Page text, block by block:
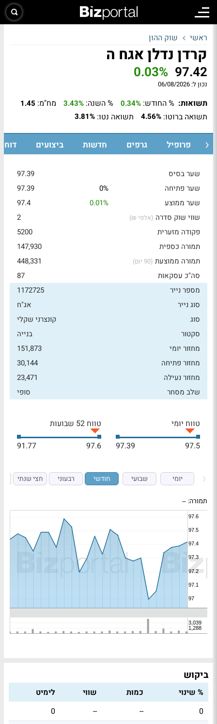
ראשי שוק ההון
קרדן נדלן אגח ה
97.42
0.03%
נכון ל: 06/08/2026
תשואות: % החודש: 0.34% % השנה: 3.43% מח"מ: 1.45
תשואה ברוטו: 4.56% תשואה נטו: 3.81%
פרופיל גרפים חדשות ביצועים
שער בסיס
97.39
שער פתיחה
0%
97.39
שער ממוצע
0.01%
97.4
שווי שוק סדרה (אלפי ₪)
2
פקודה מזערית
5200
תמורה כספית
147,930
תמורה ממוצעת (90 יום)
448,331
סה"כ עסקאות
87
מספר נייר
1172725
סוג נייר
אג"ח
סוג
קונצרני שקלי
סקטור
בנייה
מחזור יומי
151,873
מחזור פתיחה
30,144
מחזור נעילה
23,471
שלב מסחר
סופי
טווח יומי
97.5
97.39
טווח 52 שבועות
97.6
91.77
יומי שבועי חודשי רבעוני חצי שנתי
תמורה: --
ביקוש
% שינוי כמות שווי
לימיט
0
--
--
0